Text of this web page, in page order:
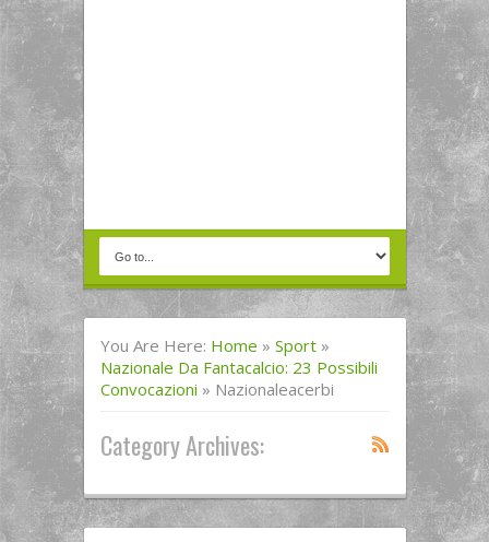
You Are Here: Home » Sport »
Nazionale Da Fantacalcio: 23 Possibili
Convocazioni » Nazionaleacerbi
Category Archives: